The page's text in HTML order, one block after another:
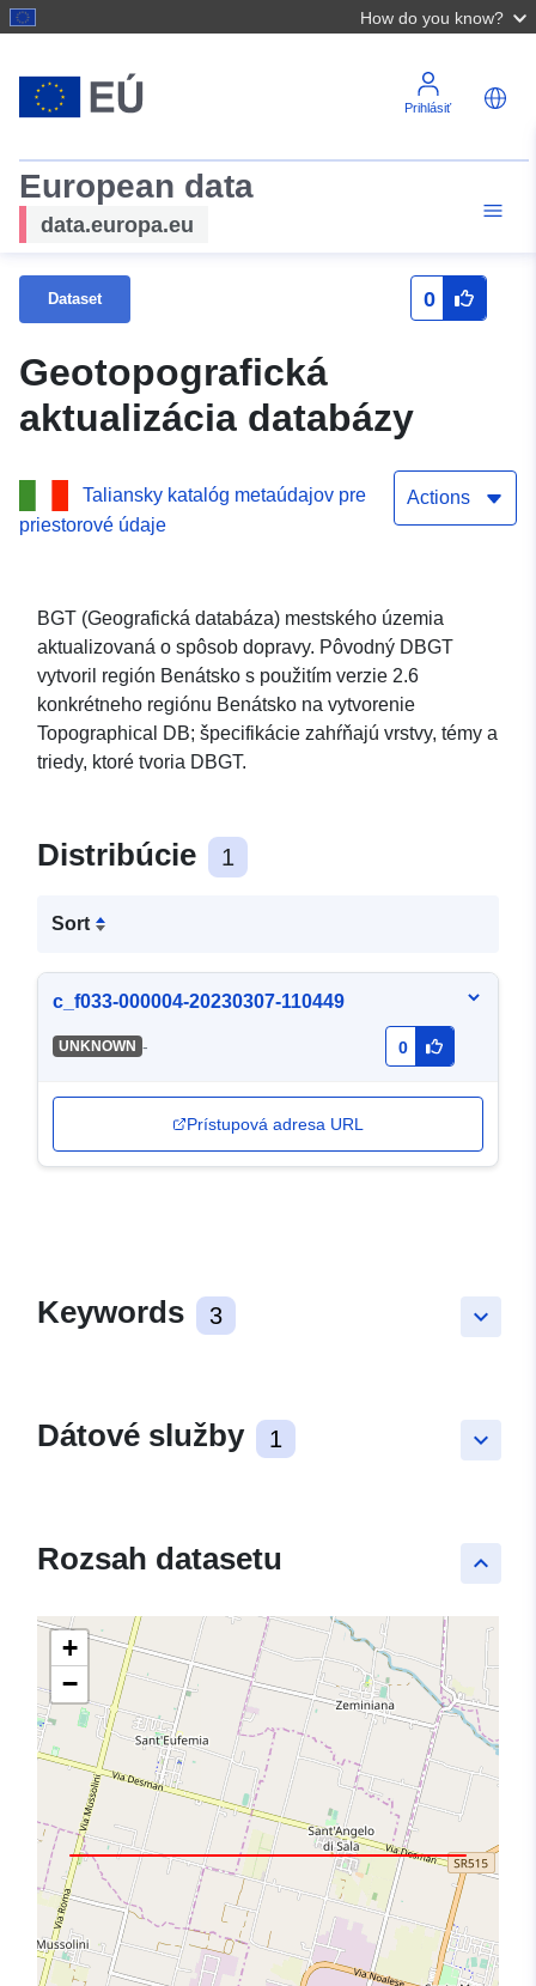
How do you know?
Prihlásiť
European data
data.europa.eu
Dataset 0
Geotopografická
aktualizácia databázy
Taliansky katalóg metaúdajov pre
priestorové údaje
Actions
BGT (Geografická databáza) mestského územia
aktualizovaná o spôsob dopravy. Pôvodný DBGT
vytvoril región Benátsko s použitím verzie 2.6
konkrétneho regiónu Benátsko na vytvorenie
Topographical DB; špecifikácie zahŕňajú vrstvy, témy a
triedy, ktoré tvoria DBGT.
Distribúcie 1
Sort
c_f033-000004-20230307-110449
UNKNOWN - 0
Prístupová adresa URL
keyboard_arrow_down
Keywords 3
keyboard_arrow_down
Dátové služby 1
keyboard_arrow_up
Rozsah datasetu
+
−